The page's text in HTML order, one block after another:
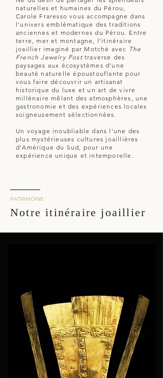
naturelles et humaines du Pérou,
Carole Fraresso vous accompagne dans
l'univers emblématique des traditions
anciennes et modernes du Pérou. Entre
terre, mer et montagne, l’itinéraire
joaillier imaginé par Motché avec The
French Jewelry Posttraverse des
paysages aux écosystèmes d’une
beauté naturelle époustouflante pour
vous faire découvrir un artisanat
historique du luxe et un art de vivre
millénaire mêlant des atmosphères, une
gastronomie et des expériences locales
soigneusement sélectionnées.
Un voyage inoubliable dans l'une des
plus mystérieuses cultures joaillières
d'Amérique du Sud, pour une
expérience unique et intemporelle.
PATRIMOINE
Notre itinéraire joaillier